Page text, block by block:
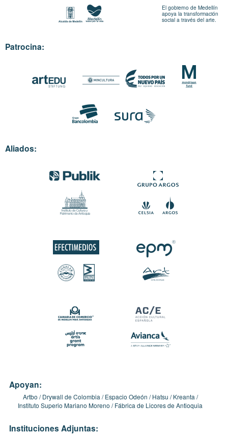
El gobierno de Medellín
apoya la transformación
social a través del arte.
Patrocina:
Aliados:
Apoyan:
Artbo Drywall de Colombia Espacio Odeón Hatsu
Kreanta
Instituto Superio Mariano Moreno
Fábrica de Licores de Antioquia
Instituciones Adjuntas: